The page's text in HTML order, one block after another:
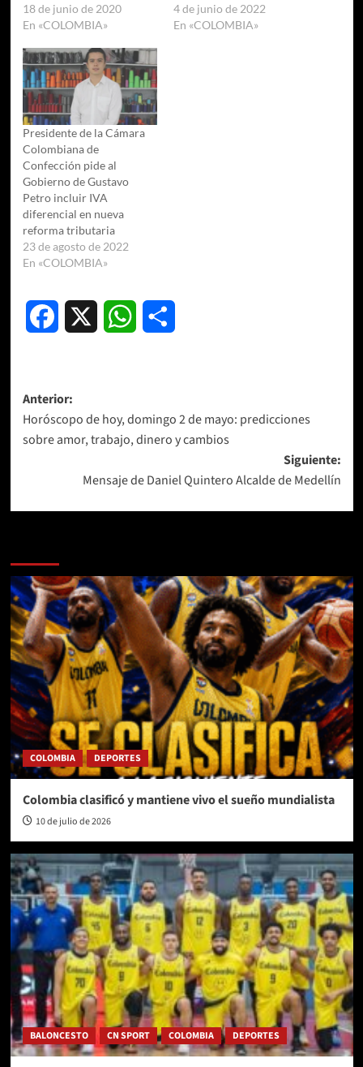
18 de junio de 2020
En «COLOMBIA»
4 de junio de 2022
En «COLOMBIA»
Presidente de la Cámara
Colombiana de
Confección pide al
Gobierno de Gustavo
Petro incluir IVA
diferencial en nueva
reforma tributaria
23 de agosto de 2022
En «COLOMBIA»
Facebook WhatsApp
Navegación
de
entradas
Anterior:
Horóscopo de hoy, domingo 2 de mayo: predicciones
sobre amor, trabajo, dinero y cambios
Siguiente:
Mensaje de Daniel Quintero Alcalde de Medellín
COLOMBIA DEPORTES
Colombia clasificó y mantiene vivo el sueño mundialista
10 de julio de 2026
BALONCESTO CN SPORT COLOMBIA DEPORTES